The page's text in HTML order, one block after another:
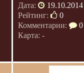
Дата:
Рейтинг:
0
Комментарии:
0
Карта: -